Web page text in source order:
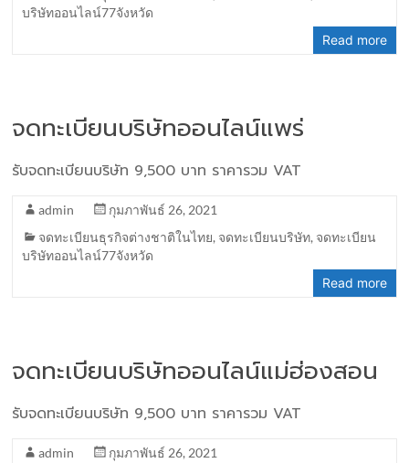
บริษัทออนไลน์77จังหวัด
Read more
จดทะเบียนบริษัทออนไลน์แพร่
รับจดทะเบียนบริษัท 9,500 บาท ราคารวม VAT
admin
กุมภาพันธ์ 26, 2021
จดทะเบียนธุรกิจต่างชาติในไทย, จดทะเบียนบริษัท, จดทะเบียน
บริษัทออนไลน์77จังหวัด
Read more
จดทะเบียนบริษัทออนไลน์แม่ฮ่องสอน
รับจดทะเบียนบริษัท 9,500 บาท ราคารวม VAT
admin
กุมภาพันธ์ 26, 2021